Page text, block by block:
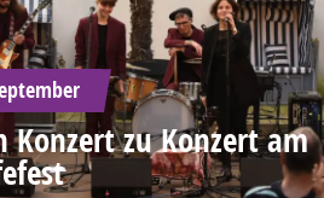
Konzert zu Konzert am